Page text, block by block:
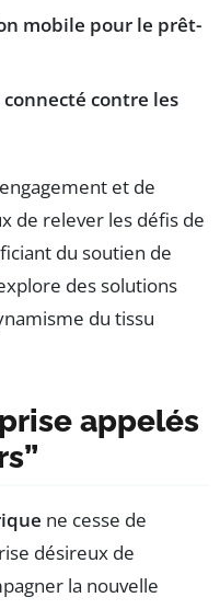
mobile pour le prêt-
connecté contre les
et de
de relever les défis de
du soutien de
des solutions
du tissu
appelés
ne cesse de
désireux de
la nouvelle